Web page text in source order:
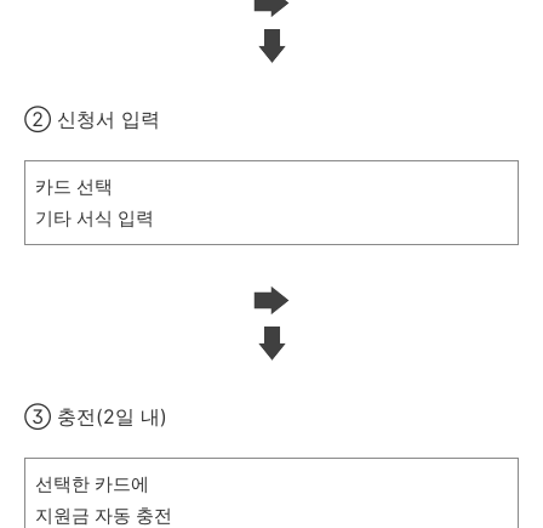
② 신청서 입력
카드 선택
기타 서식 입력
③ 충전(2일 내)
선택한 카드에
지원금 자동 충전